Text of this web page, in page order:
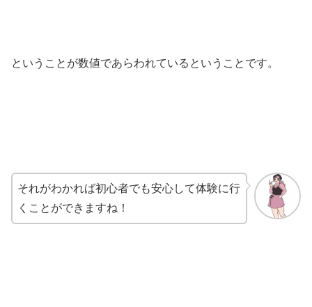
ということが数値であらわれているということです。
それがわかれば初心者でも安心して体験に行
くことができますね！